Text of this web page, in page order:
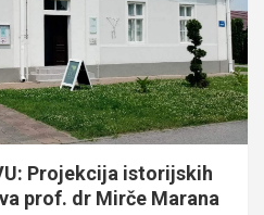
Projekcija istorijskih
prof. dr Mirče Marana